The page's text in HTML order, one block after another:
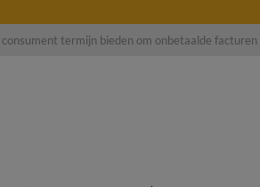
termijn bieden om onbetaalde